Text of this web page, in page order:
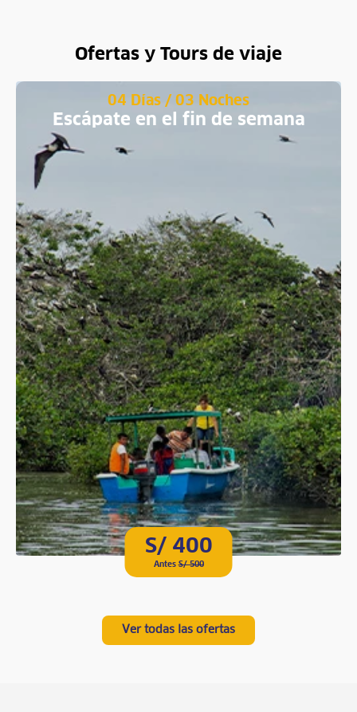
Ofertas y Tours de viaje
04 Días / 03 Noches
Escápate en el fin de semana
S/ 400
AntesS/ 500
Ver todas las ofertas